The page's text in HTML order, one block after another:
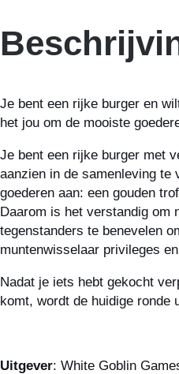
Je bent een rijke burger en
het jou om de mooiste
Je bent een rijke burger met
aanzien in de samenleving te
goederen aan: een gouden
Daarom is het verstandig om
tegenstanders te benevelen
muntenwisselaar privileges
Nadat je iets hebt gekocht
komt, wordt de huidige ronde
Uitgever: White Goblin